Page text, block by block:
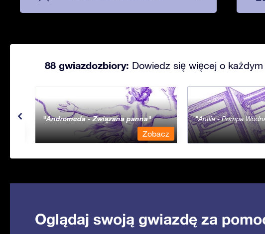
88 gwiazdozbiory: Dowiedz się więcej o
Andromeda - Związana panna
Zobacz
Antlia - Pompa
Oglądaj swoją gwiazdę za